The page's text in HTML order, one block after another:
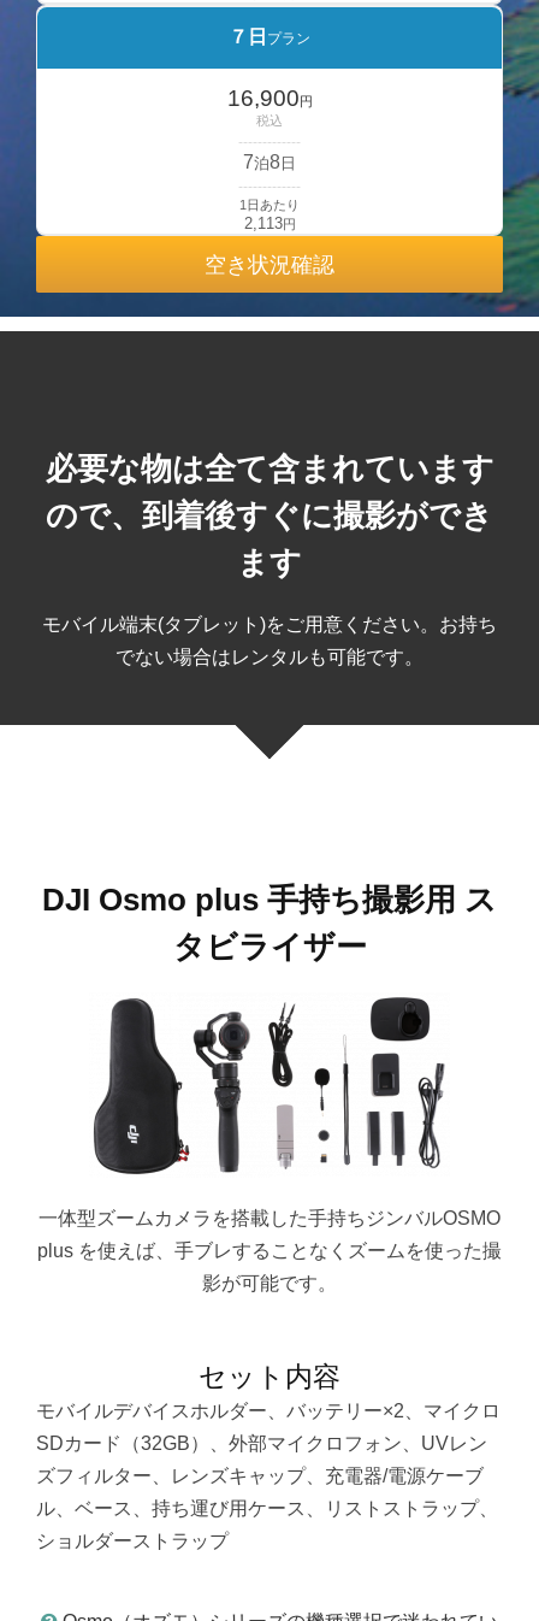
７日 プラン
16,900円
税込
-------------
7泊8 日
-------------
1日あたり
2,113円
空き状況確認
必要な物は全て含まれています
ので、到着後すぐに撮影ができ
ます
モバイル端末(タブレット)をご用意ください。お持ち
でない場合はレンタルも可能です。
DJI Osmo plus 手持ち撮影用 ス
タビライザー
一体型ズームカメラを搭載した手持ちジンバルOSMO
plus を使えば、手ブレすることなくズームを使った撮
影が可能です。
セット内容
モバイルデバイスホルダー、バッテリー×2、マイクロ
SDカード（32GB）、外部マイクロフォン、UVレン
ズフィルター、レンズキャップ、充電器/電源ケーブ
ル、ベース、持ち運び用ケース、リストストラップ、
ショルダーストラップ